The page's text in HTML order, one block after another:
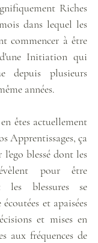
Riches
dans lequel les
commencer à être
Initiation qui
depuis plusieurs
années.
êtes actuellement
Apprentissages, ça
blessé dont les
pour être
les blessures se
et apaisées
et mises en
aux fréquences de